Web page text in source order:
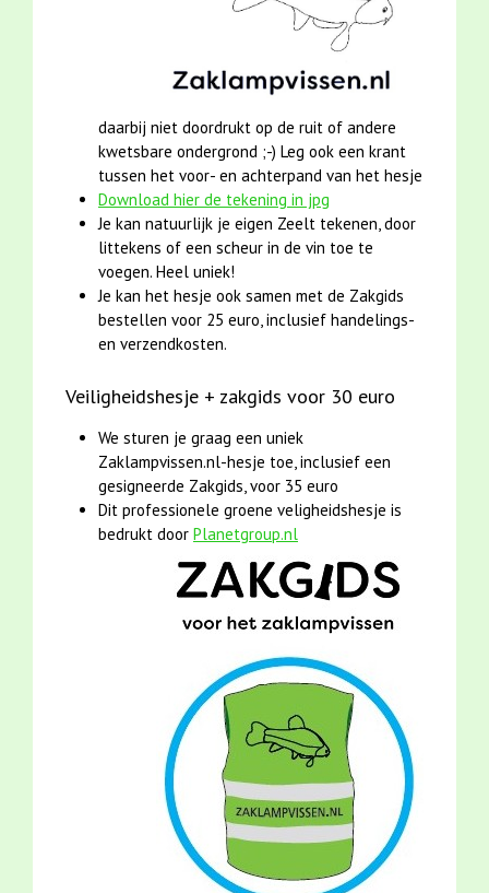
daarbij niet doordrukt op de ruit of andere
kwetsbare ondergrond ;-) Leg ook een krant
tussen het voor- en achterpand van het hesje
Download hier de tekening in jpg
Je kan natuurlijk je eigen Zeelt tekenen, door
littekens of een scheur in de vin toe te
voegen. Heel uniek!
Je kan het hesje ook samen met de Zakgids
bestellen voor 25 euro, inclusief handelings-
en verzendkosten.
Veiligheidshesje + zakgids voor 30 euro
We sturen je graag een uniek
Zaklampvissen.nl-hesje toe, inclusief een
gesigneerde Zakgids, voor 35 euro
Dit professionele groene veligheidshesje is
bedrukt door Planetgroup.nl